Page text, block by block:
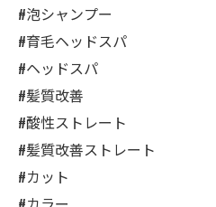
#泡シャンプー
#育毛ヘッドスパ
#ヘッドスパ
#髪質改善
#酸性ストレート
#髪質改善ストレート
#カット